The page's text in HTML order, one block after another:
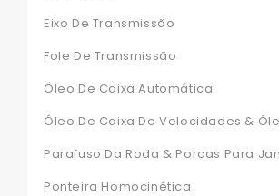
Eixo De Transmissão
Fole De Transmissão
Óleo De Caixa Automática
Óleo De Caixa De Velocidades &
Parafuso Da Roda & Porcas Para
Ponteira Homocinética